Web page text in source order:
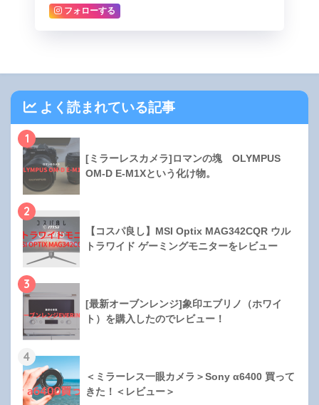
フォローする
よく読まれている記事
1
[ミラーレスカメラ]ロマンの塊 OLYMPUS
OM-D E-M1Xという化け物。
2
【コスパ良し】MSI Optix MAG342CQR ウル
トラワイド ゲーミングモニターをレビュー
3
[最新オーブンレンジ]象印エブリノ（ホワイ
ト）を購入したのでレビュー！
4
＜ミラーレス一眼カメラ＞Sony α6400 買って
きた！＜レビュー＞